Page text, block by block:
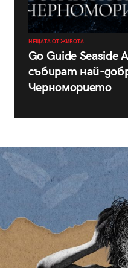
НЕЩАТА ОТ ЖИВОТА
Go Guide Seaside
събират най-
Черноморието